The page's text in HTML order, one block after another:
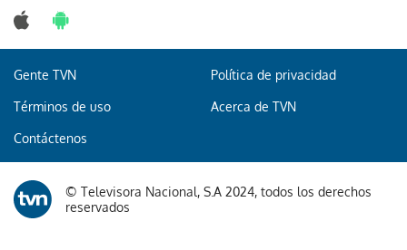
Gracias por suscribirte a nuestro boletín.
Gente TVN Política de privacidad
Términos de uso Acerca de TVN
Contáctenos
© Televisora Nacional, S.A 2024, todos los derechos
reservados